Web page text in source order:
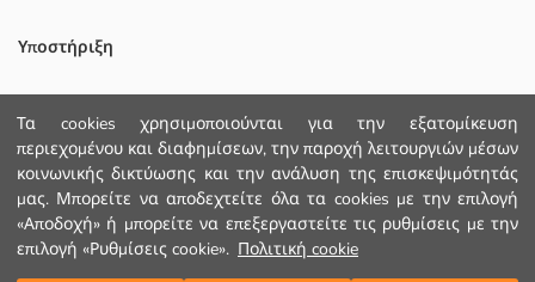
Τα cookies χρησιμοποιούνται για την εξατομίκευση
περιεχομένου και διαφημίσεων, την παροχή λειτουργιών μέσων
κοινωνικής δικτύωσης και την ανάλυση της επισκεψιμότητάς
μας. Μπορείτε να αποδεχτείτε όλα τα cookies με την επιλογή
«Αποδοχή» ή μπορείτε να επεξεργαστείτε τις ρυθμίσεις με την
επιλογή «Ρυθμίσεις cookie». Πολιτική cookie
Φόρεμα για γυναίκες με γιακά πουκαμίσου και κρουαζέ κόψιμο,
κατασκευασμένο από σατέν ύφασμα. Διαθέτει μακριά μανίκια με
Κυριο Υφασμα:
Χώρα προέλευσης:
Πωλητής:
Υποστήριξη
Φόρμα Επικοινωνίας
+30 2102201080
ΒΟΗΘΕΙΑ